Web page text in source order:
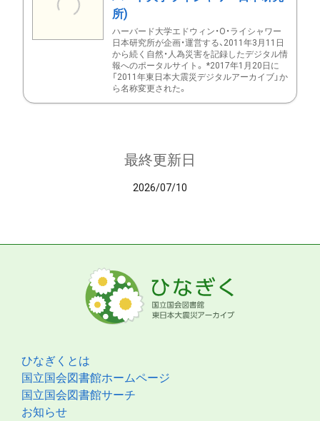
所)
ハーバード大学エドウィン・O・ライシャワー
日本研究所が企画・運営する、2011年3月11日
から続く自然・人為災害を記録したデジタル情
報へのポータルサイト。 *2017年1月20日に
「2011年東日本大震災デジタルアーカイブ」か
ら名称変更された。
最終更新日
2026/07/10
ひなぎくとは
国立国会図書館ホームページ
国立国会図書館サーチ
お知らせ